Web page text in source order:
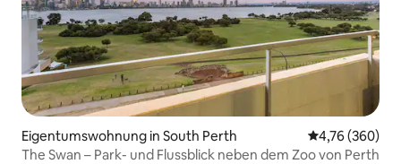
Eigentumswohnung in South Perth
4,76 (360)
The Swan – Park- und Flussblick neben dem Zoo von Perth